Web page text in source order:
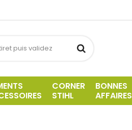
CORNER
STIHL
BONNES
AFFAIRES